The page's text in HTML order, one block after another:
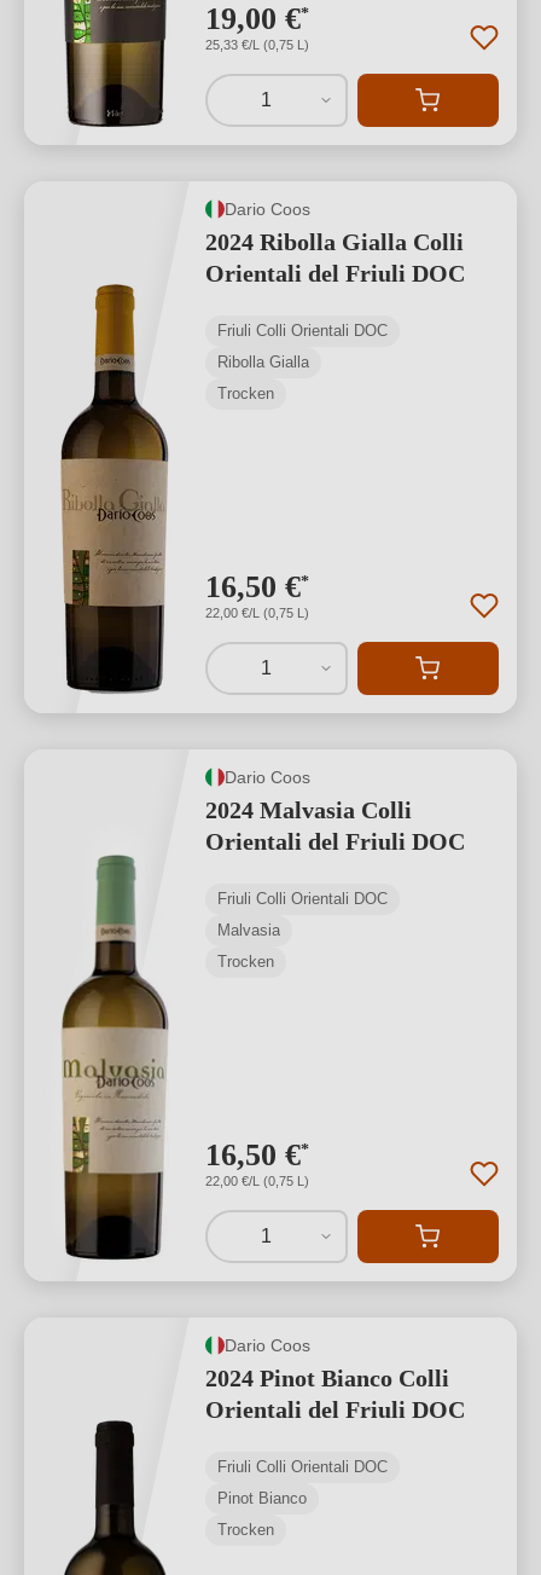
19,00 €*
25,33 €/L (0,75 L)
1
Dario Coos
2024 Ribolla Gialla Colli
Orientali del Friuli DOC
Friuli Colli Orientali DOC
Ribolla Gialla
Trocken
16,50 €*
22,00 €/L (0,75 L)
1
Dario Coos
2024 Malvasia Colli
Orientali del Friuli DOC
Friuli Colli Orientali DOC
Malvasia
Trocken
16,50 €*
22,00 €/L (0,75 L)
1
Dario Coos
2024 Pinot Bianco Colli
Orientali del Friuli DOC
Friuli Colli Orientali DOC
Pinot Bianco
Trocken